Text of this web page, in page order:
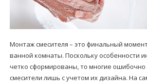
Монтаж смесителя – это финальный
ванной комнаты. Поскольку особенности
четко сформированы, то многие
смесители лишь с учетом их дизайна. На